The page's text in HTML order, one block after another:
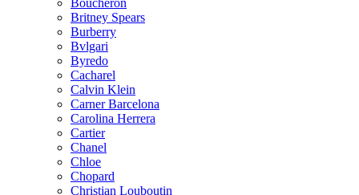
Britney Spears
Burberry
Bvlgari
Byredo
Cacharel
Calvin Klein
Carner Barcelona
Carolina Herrera
Cartier
Chanel
Chloe
Chopard
Christian Louboutin